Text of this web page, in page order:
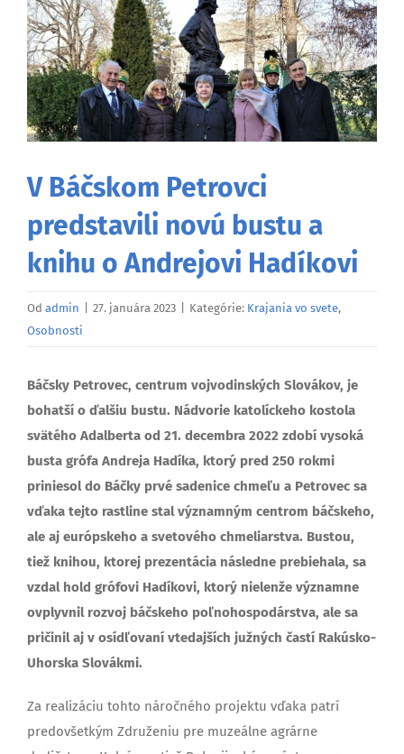
väčší
obrázok
V Báčskom Petrovci
predstavili novú bustu a
knihu o Andrejovi Hadíkovi
Od admin 27. januára 2023 Kategórie: Krajania vo svete,
Osobnosti
Báčsky Petrovec, centrum vojvodinských Slovákov, je
bohatší o ďalšiu bustu. Nádvorie katolíckeho kostola
svätého Adalberta od 21. decembra 2022 zdobí vysoká
busta grófa Andreja Hadíka, ktorý pred 250 rokmi
priniesol do Báčky prvé sadenice chmeľu a Petrovec sa
vďaka tejto rastline stal významným centrom báčskeho,
ale aj európskeho a svetového chmeliarstva. Bustou,
tiež knihou, ktorej prezentácia následne prebiehala, sa
vzdal hold grófovi Hadíkovi, ktorý nielenže významne
ovplyvnil rozvoj báčskeho poľnohospodárstva, ale sa
pričinil aj v osídľovaní vtedajších južných častí Rakúsko-
Uhorska Slovákmi.
Za realizáciu tohto náročného projektu vďaka patrí
predovšetkým Združeniu pre muzeálne agrárne